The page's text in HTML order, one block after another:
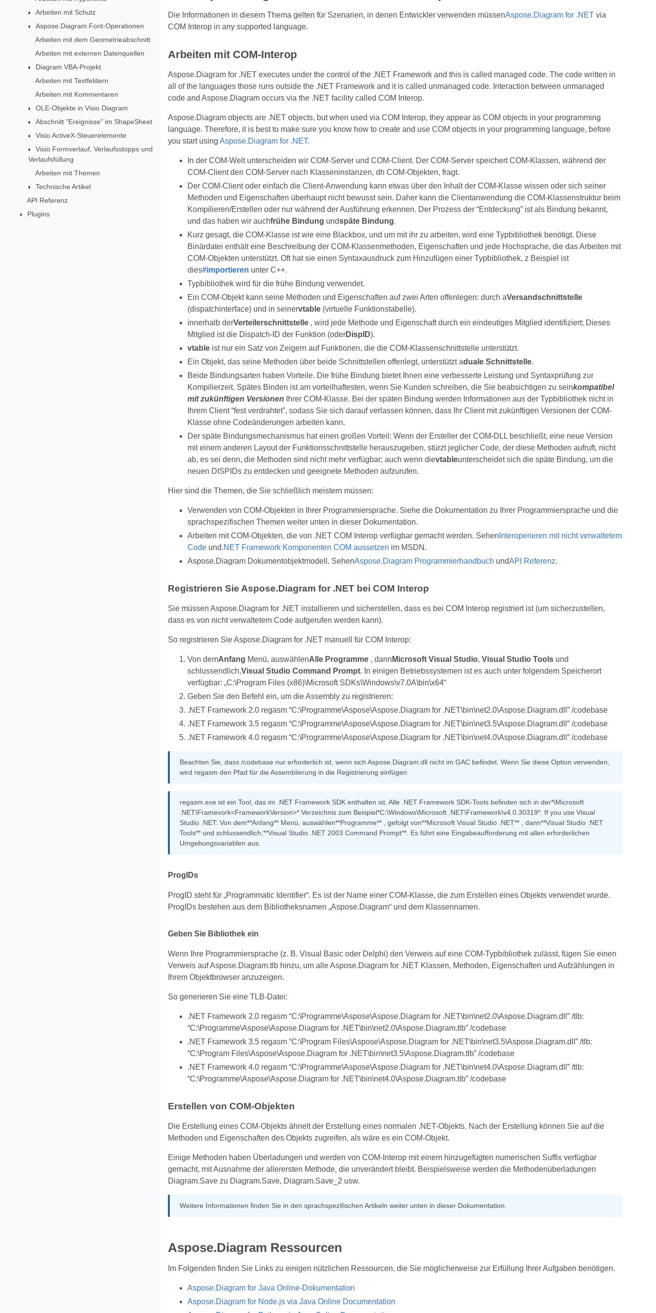
Arbeiten mit Schutz
Aspose.Diagram Font-Operationen
Arbeiten mit dem Geometrieabschnitt
Arbeiten mit externen Datenquellen
Diagram VBA-Projekt
Arbeiten mit Textfeldern
Arbeiten mit Kommentaren
OLE-Objekte in Visio Diagram
Abschnitt "Ereignisse" im ShapeSheet
Visio ActiveX-Steuerelemente
Visio Formverlauf, Verlaufsstopps und
Verlaufsfüllung
Arbeiten mit Themen
Technische Artikel
API Referenz
Plugins
Die Informationen in diesem Thema gelten für Szenarien, in denen Entwickler verwenden müssenAspose.Diagram for .NETvia
COM Interop in any supported language.
Arbeiten mit COM-Interop
Aspose.Diagram for .NET executes under the control of the .NET Framework and this is called managed code. The code written in
all of the languages those runs outside the .NET Framework and it is called unmanaged code. Interaction between unmanaged
code and Aspose.Diagram occurs via the .NET facility called COM Interop.
Aspose.Diagram objects are .NET objects, but when used via COM Interop, they appear as COM objects in your programming
language. Therefore, it is best to make sure you know how to create and use COM objects in your programming language, before
you start using Aspose.Diagram for .NET.
In der COM-Welt unterscheiden wir COM-Server und COM-Client. Der COM-Server speichert COM-Klassen, während der
COM-Client den COM-Server nach Klasseninstanzen, dh COM-Objekten, fragt.
Der COM-Client oder einfach die Client-Anwendung kann etwas über den Inhalt der COM-Klasse wissen oder sich seiner
Methoden und Eigenschaften überhaupt nicht bewusst sein. Daher kann die Clientanwendung die COM-Klassenstruktur beim
Kompilieren/Erstellen oder nur während der Ausführung erkennen. Der Prozess der “Entdeckung” ist als Bindung bekannt,
und das haben wir auchfrühe Bindung undspäte Bindung.
Kurz gesagt, die COM-Klasse ist wie eine Blackbox, und um mit ihr zu arbeiten, wird eine Typbibliothek benötigt. Diese
Binärdatei enthält eine Beschreibung der COM-Klassenmethoden, Eigenschaften und jede Hochsprache, die das Arbeiten mit
COM-Objekten unterstützt. Oft hat sie einen Syntaxausdruck zum Hinzufügen einer Typbibliothek, z Beispiel ist
dies#importieren unter C++.
Typbibliothek wird für die frühe Bindung verwendet.
Ein COM-Objekt kann seine Methoden und Eigenschaften auf zwei Arten offenlegen: durch aVersandschnittstelle
(dispatchinterface) und in seinervtable(virtuelle Funktionstabelle).
innerhalb derVerteilerschnittstelle, wird jede Methode und Eigenschaft durch ein eindeutiges Mitglied identifiziert; Dieses
Mitglied ist die Dispatch-ID der Funktion (oderDispID).
vtableist nur ein Satz von Zeigern auf Funktionen, die die COM-Klassenschnittstelle unterstützt.
Ein Objekt, das seine Methoden über beide Schnittstellen offenlegt, unterstützt aduale Schnittstelle.
Beide Bindungsarten haben Vorteile. Die frühe Bindung bietet Ihnen eine verbesserte Leistung und Syntaxprüfung zur
Kompilierzeit. Spätes Binden ist am vorteilhaftesten, wenn Sie Kunden schreiben, die Sie beabsichtigen zu seinkompatibel
mit zukünftigen Versionen Ihrer COM-Klasse. Bei der späten Bindung werden Informationen aus der Typbibliothek nicht in
Ihrem Client “fest verdrahtet”, sodass Sie sich darauf verlassen können, dass Ihr Client mit zukünftigen Versionen der COM-
Klasse ohne Codeänderungen arbeiten kann.
Der späte Bindungsmechanismus hat einen großen Vorteil: Wenn der Ersteller der COM-DLL beschließt, eine neue Version
mit einem anderen Layout der Funktionsschnittstelle herauszugeben, stürzt jeglicher Code, der diese Methoden aufruft, nicht
ab, es sei denn, die Methoden sind nicht mehr verfügbar; auch wenn dievtableunterscheidet sich die späte Bindung, um die
neuen DISPIDs zu entdecken und geeignete Methoden aufzurufen.
Hier sind die Themen, die Sie schließlich meistern müssen:
Verwenden von COM-Objekten in Ihrer Programmiersprache. Siehe die Dokumentation zu Ihrer Programmiersprache und die
sprachspezifischen Themen weiter unten in dieser Dokumentation.
Arbeiten mit COM-Objekten, die von .NET COM Interop verfügbar gemacht werden. Sehen Interoperieren mit nicht verwaltetem
Codeund.NET Framework Komponenten COM aussetzen im MSDN.
Aspose.Diagram Dokumentobjektmodell. SehenAspose.Diagram Programmierhandbuch undAPI Referenz.
Registrieren Sie Aspose.Diagram for .NET bei COM Interop
Sie müssen Aspose.Diagram for .NET installieren und sicherstellen, dass es bei COM Interop registriert ist (um sicherzustellen,
dass es von nicht verwaltetem Code aufgerufen werden kann).
So registrieren Sie Aspose.Diagram for .NET manuell für COM Interop:
Von demAnfang Menü, auswählenAlle Programme, dann Microsoft Visual Studio, Visual Studio Toolsund
schlussendlich,Visual Studio Command Prompt. In einigen Betriebssystemen ist es auch unter folgendem Speicherort
verfügbar: „C:\Program Files (x86)\Microsoft SDKs\Windows\v7.0A\bin\x64“
Geben Sie den Befehl ein, um die Assembly zu registrieren:
.NET Framework 2.0 regasm “C:\Programme\Aspose\Aspose.Diagram for .NET\bin\net2.0\Aspose.Diagram.dll” /codebase
.NET Framework 3.5 regasm “C:\Programme\Aspose\Aspose.Diagram for .NET\bin\net3.5\Aspose.Diagram.dll” /codebase
.NET Framework 4.0 regasm “C:\Programme\Aspose\Aspose.Diagram for .NET\bin\net4.0\Aspose.Diagram.dll” /codebase
Beachten Sie, dass /codebase nur erforderlich ist, wenn sich Aspose.Diagram.dll nicht im GAC befindet. Wenn Sie diese Option verwenden,
wird regasm den Pfad für die Assemblierung in die Registrierung einfügen.
regasm.exe ist ein Tool, das im .NET Framework SDK enthalten ist. Alle .NET Framework SDK-Tools befinden sich in der*\Microsoft
.NET\Framevork<FrameworkVersion>* Verzeichnis zum Beispiel*C:\Windows\Microsoft .NET\Framework\v4.0.30319*. If you use Visual
Studio .NET: Von dem**Anfang** Menü, auswählen**Programme** , gefolgt von**Microsoft Visual Studio .NET** , dann**Visual Studio .NET
Tools** und schlussendlich,**Visual Studio .NET 2003 Command Prompt**. Es führt eine Eingabeaufforderung mit allen erforderlichen
Umgebungsvariablen aus.
ProgIDs
ProgID steht für „Programmatic Identifier“. Es ist der Name einer COM-Klasse, die zum Erstellen eines Objekts verwendet wurde.
ProgIDs bestehen aus dem Bibliotheksnamen „Aspose.Diagram“ und dem Klassennamen.
Geben Sie Bibliothek ein
Wenn Ihre Programmiersprache (z. B. Visual Basic oder Delphi) den Verweis auf eine COM-Typbibliothek zulässt, fügen Sie einen
Verweis auf Aspose.Diagram.tlb hinzu, um alle Aspose.Diagram for .NET Klassen, Methoden, Eigenschaften und Aufzählungen in
Ihrem Objektbrowser anzuzeigen.
So generieren Sie eine TLB-Datei:
.NET Framework 2.0 regasm “C:\Programme\Aspose\Aspose.Diagram for .NET\bin\net2.0\Aspose.Diagram.dll” /tlb:
“C:\Programme\Aspose\Aspose.Diagram for .NET\bin\net2.0\Aspose.Diagram.tlb” /codebase
.NET Framework 3.5 regasm “C:\Program Files\Aspose\Aspose.Diagram for .NET\bin\net3.5\Aspose.Diagram.dll” /tlb:
“C:\Program Files\Aspose\Aspose.Diagram for .NET\bin\net3.5\Aspose.Diagram.tlb” /codebase
.NET Framework 4.0 regasm “C:\Programme\Aspose\Aspose.Diagram for .NET\bin\net4.0\Aspose.Diagram.dll” /tlb:
“C:\Programme\Aspose\Aspose.Diagram for .NET\bin\net4.0\Aspose.Diagram.tlb” /codebase
Erstellen von COM-Objekten
Die Erstellung eines COM-Objekts ähnelt der Erstellung eines normalen .NET-Objekts. Nach der Erstellung können Sie auf die
Methoden und Eigenschaften des Objekts zugreifen, als wäre es ein COM-Objekt.
Einige Methoden haben Überladungen und werden von COM-Interop mit einem hinzugefügten numerischen Suffix verfügbar
gemacht, mit Ausnahme der allerersten Methode, die unverändert bleibt. Beispielsweise werden die Methodenüberladungen
Diagram.Save zu Diagram.Save, Diagram.Save_2 usw.
Weitere Informationen finden Sie in den sprachspezifischen Artikeln weiter unten in dieser Dokumentation.
Aspose.Diagram Ressourcen
Im Folgenden finden Sie Links zu einigen nützlichen Ressourcen, die Sie möglicherweise zur Erfüllung Ihrer Aufgaben benötigen.
Aspose.Diagram for Java Online-Dokumentation
Aspose.Diagram for Node.js via Java Online Documentation